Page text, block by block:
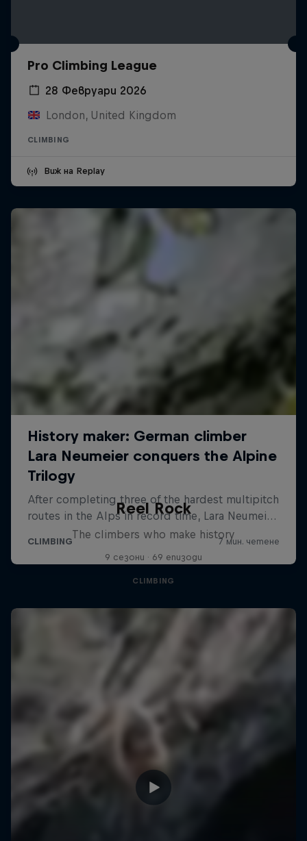
Pro Climbing League
28 Февруари 2026
London, United Kingdom
CLIMBING
Виж на Replay
Reel Rock
The climbers who make history
9 сезони · 69 епизоди
CLIMBING